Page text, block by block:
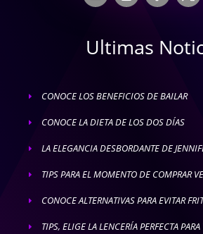
Ultimas
E CONOCE LOS BENEFICIOS DE BAILAR
E CONOCE LA DIETA DE LOS DOS DÍAS
E LA ELEGANCIA DESBORDANTE DE
E TIPS PARA EL MOMENTO DE COMPRAR
E CONOCE ALTERNATIVAS PARA EVITAR
E TIPS, ELIGE LA LENCERÍA PERFECTA